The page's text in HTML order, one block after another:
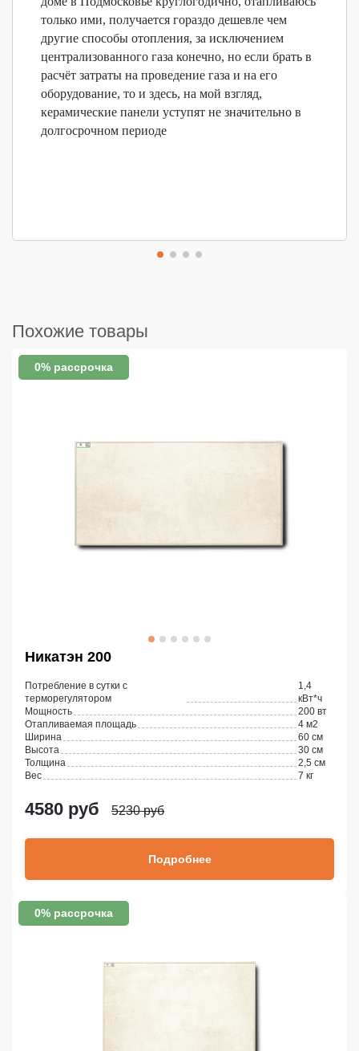
только ими, получается гораздо дешевле чем
другие способы отопления, за исключением
централизованного газа конечно, но если брать в
расчёт затраты на проведение газа и на его
оборудование, то и здесь, на мой взгляд,
керамические панели уступят не значительно в
долгосрочном периоде
Похожие товары
0% рассрочка
Никатэн 200
Потребление в сутки с
терморегулятором
1,4
кВт*ч
Мощность
200 вт
Отапливаемая площадь
4 м2
Ширина
60 см
Высота
30 см
Толщина
2,5 см
Вес
7 кг
4580 руб 5230 руб
Подробнее
0% рассрочка